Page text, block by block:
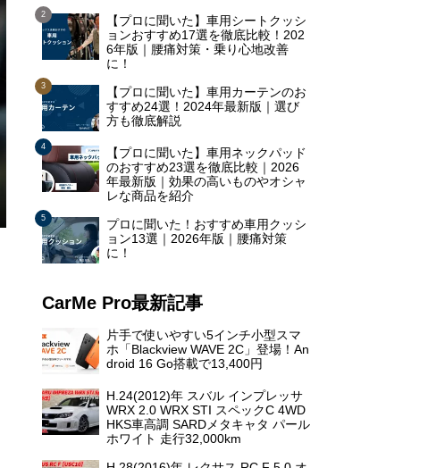
【プロに聞いた】車用シートクッシ
ョンおすすめ17選を徹底比較！202
6年版｜腰痛対策・乗り心地改善
に！
【プロに聞いた】車用カーテンのお
すすめ24選！2024年最新版｜選び
方も徹底解説
【プロに聞いた】車用ネックパッド
のおすすめ23選を徹底比較｜2026
年最新版｜効果の高いものやオシャ
レな商品を紹介
プロに聞いた！おすすめ車用クッシ
ョン13選｜2026年版｜腰痛対策
に！
CarMe Pro最新記事
片手で使いやすい5インチ小型スマ
ホ「Blackview WAVE 2C」登場！An
droid 16 Go搭載で13,400円
H.24(2012)年 スバル インプレッサ
WRX 2.0 WRX STI スペックC 4WD
HKS車高調 SARDメタキャタ パール
ホワイト 走行32,000km